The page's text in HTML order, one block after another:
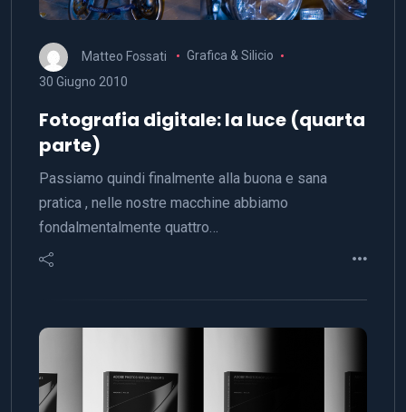
Matteo Fossati
Grafica & Silicio
30 Giugno 2010
Fotografia digitale: la luce (quarta
parte)
Passiamo quindi finalmente alla buona e sana
pratica , nelle nostre macchine abbiamo
fondalmentalmente quattro…